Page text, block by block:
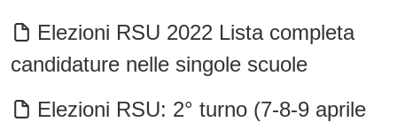
Elezioni RSU 2022 Lista completa
candidature nelle singole scuole
Elezioni RSU: 2° turno (7-8-9 aprile